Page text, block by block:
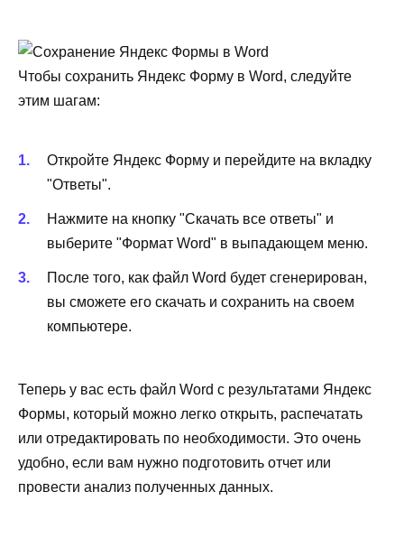
Чтобы сохранить Яндекс Форму в Word, следуйте
этим шагам:
Откройте Яндекс Форму и перейдите на вкладку
"Ответы".
Нажмите на кнопку "Скачать все ответы" и
выберите "Формат Word" в выпадающем меню.
После того, как файл Word будет сгенерирован,
вы сможете его скачать и сохранить на своем
компьютере.
Теперь у вас есть файл Word с результатами Яндекс
Формы, который можно легко открыть, распечатать
или отредактировать по необходимости. Это очень
удобно, если вам нужно подготовить отчет или
провести анализ полученных данных.